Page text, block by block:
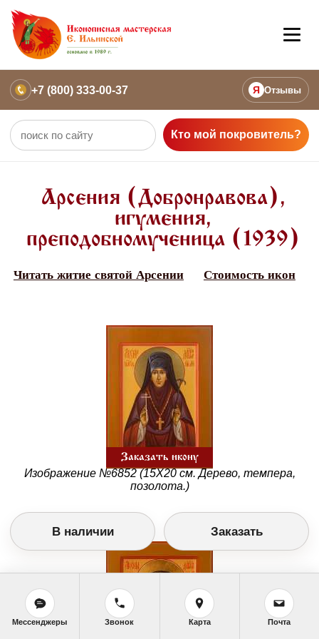
+7 (800) 333-00-37 Я Отзывы
Кто мой покровитель?
Арсения (Добронравова),
игумения,
преподобномученица (1939)
Читать житие святой Арсении Стоимость икон
Заказать икону
Изображение №6852 (15Х20 см. Дерево, темпера,
позолота.)
В наличии Заказать
Мессенджеры Звонок Карта Почта